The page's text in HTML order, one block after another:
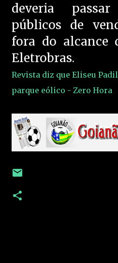
deveria
públicos de
fora do alcance
Eletrobras.
Revista diz que Eliseu
parque eólico - Zero Hora